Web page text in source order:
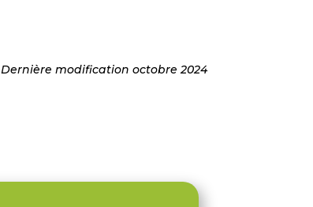
Dernière modification octobre 2024